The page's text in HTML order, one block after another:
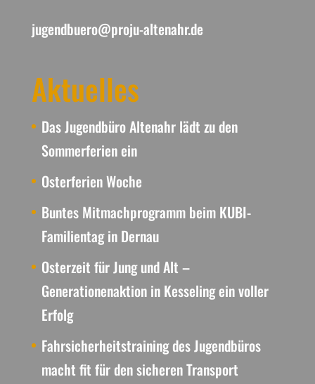
jugendbuero@proju-altenahr.de
Aktuelles
Das Jugendbüro Altenahr lädt zu den
Sommerferien ein
Osterferien Woche
Buntes Mitmachprogramm beim KUBI-
Familientag in Dernau
Osterzeit für Jung und Alt –
Generationenaktion in Kesseling ein voller
Erfolg
Fahrsicherheitstraining des Jugendbüros
macht fit für den sicheren Transport